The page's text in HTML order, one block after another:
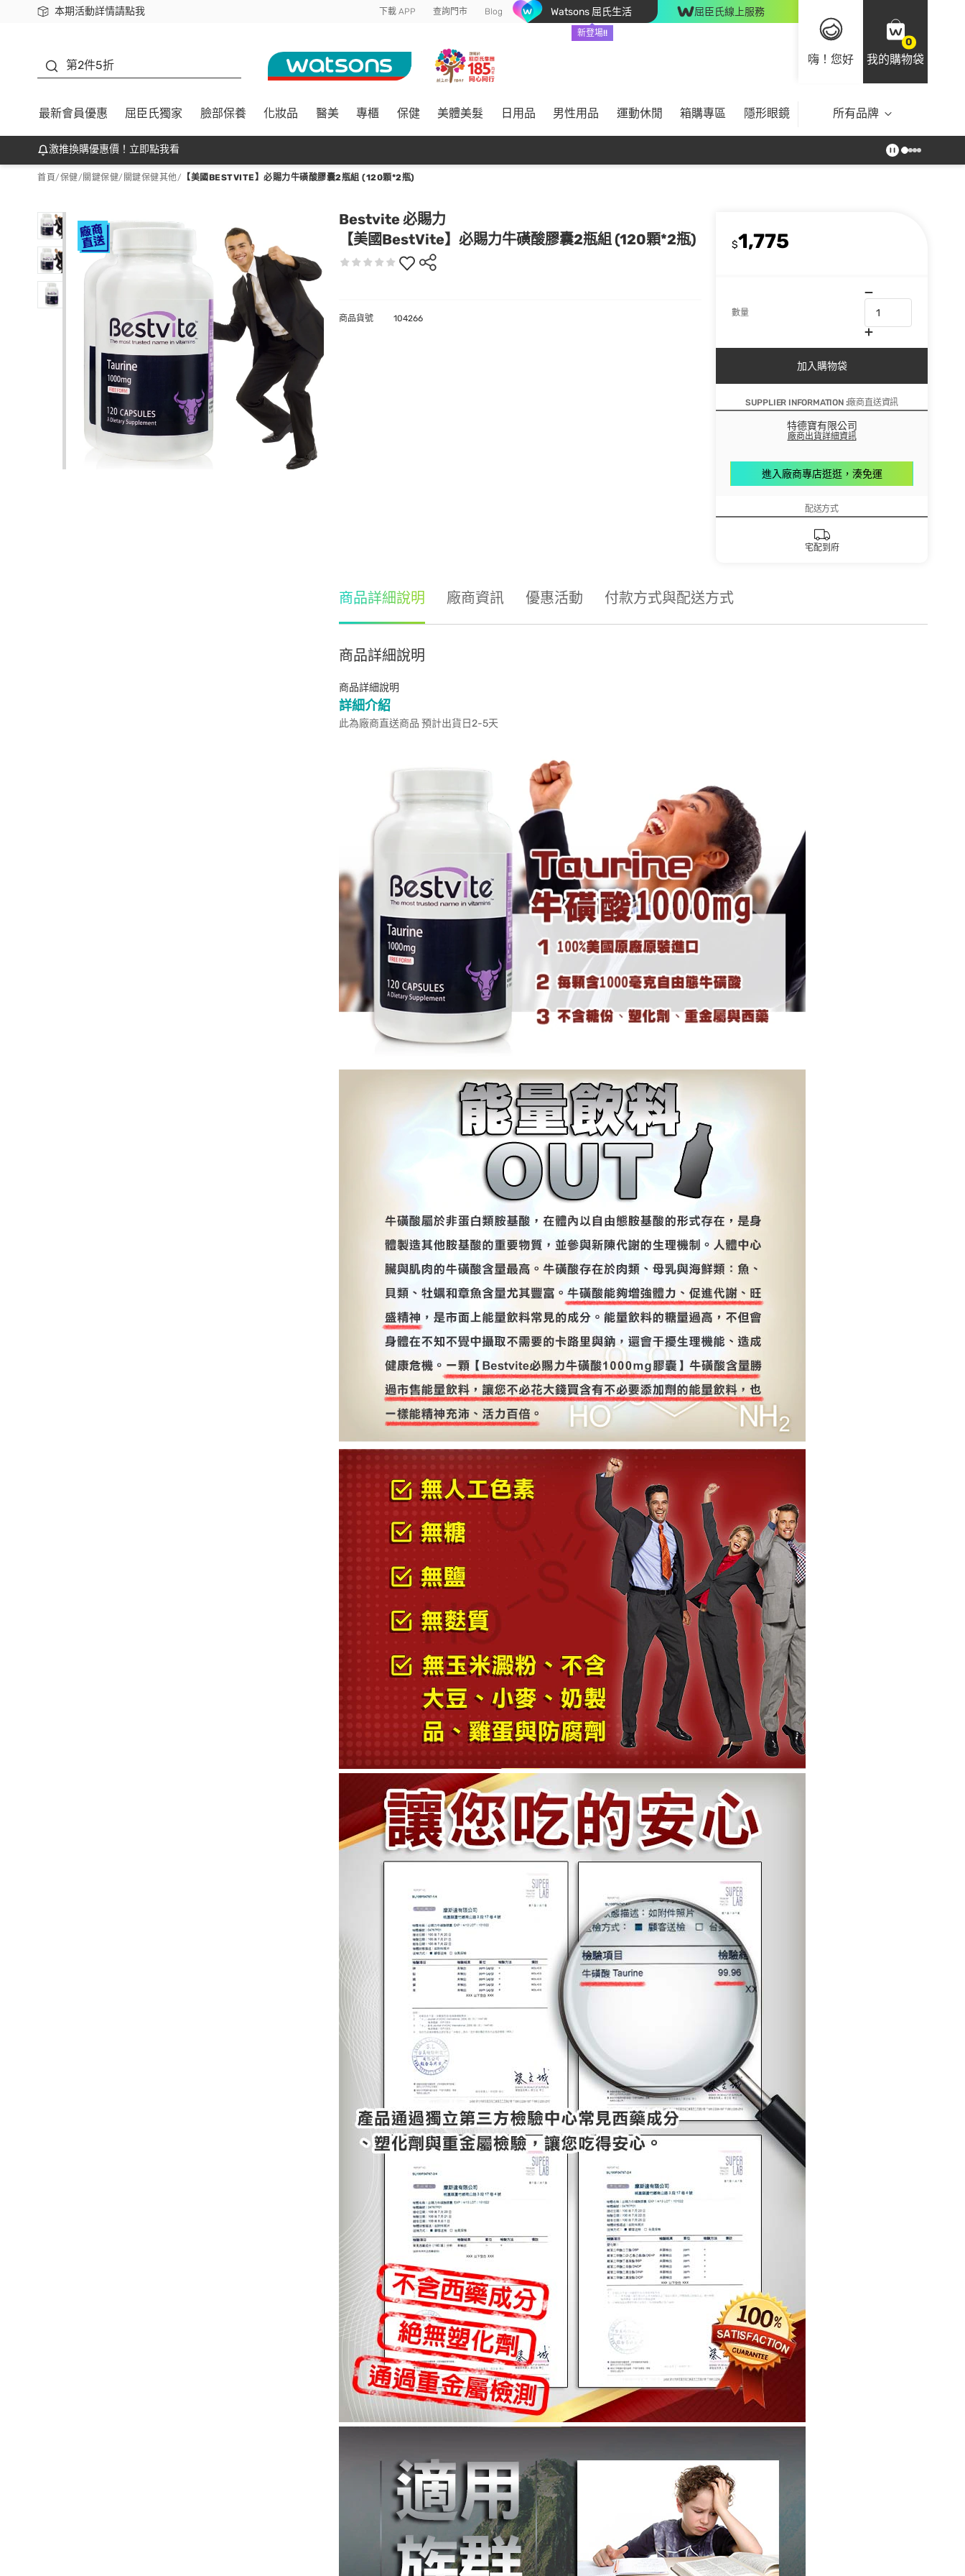
本期活動詳情請點我
下載app最高回饋$350 下載 APP 查詢門市 Blog Watsons 屈氏生活
新登場!!
屈臣氏線上服務
嗨！您好
0
我的購物袋
第2件5折
最新會員優惠 屈臣氏獨家 臉部保養 化妝品 醫美 專櫃 保健 美體美髮 日用品 男性用品 運動休閒 箱購專區 隱形眼鏡 所有品牌
激推換購優惠價！立即點我看
首頁/保健/ 關鍵保健/ 關鍵保健其他/ 【美國BESTVITE】必賜力牛磺酸膠囊2瓶組 (120顆*2瓶)
Bestvite 必賜力
【美國BestVite】必賜力牛磺酸膠囊2瓶組 (120顆*2瓶)
$1,775
數量
加入購物袋
SUPPLIER INFORMATION :廠商直送資訊
特德寶有限公司
廠商出貨詳細資訊
進入廠商專店逛逛，湊免運
配送方式
宅配到府
商品貨號 104266
商品詳細說明 廠商資訊 優惠活動 付款方式與配送方式
商品詳細說明
商品詳細說明
詳細介紹
此為廠商直送商品 預計出貨日2-5天